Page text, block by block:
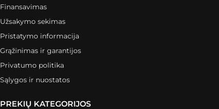
Finansavimas
Užsakymo sekimas
Pristatymo informacija
Grąžinimas ir garantijos
Privatumo politika
Sąlygos ir nuostatos
PREKIŲ KATEGORIJOS